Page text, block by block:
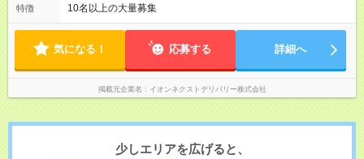
14：00 ■07：30～16：30 ■12：00～21：00
特徴 10名以上の大量募集
気になる！ 応募する 詳細へ
掲載元企業名 イオンネクストデリバリー株式会社
少しエリアを広げると、